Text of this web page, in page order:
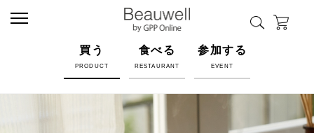
買う
PRODUCT
食べる
RESTAURANT
参加する
EVENT